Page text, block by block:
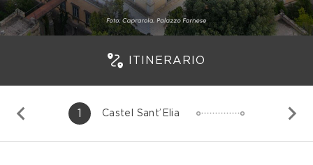
ITINERARIO
1 Castel Sant’Elia